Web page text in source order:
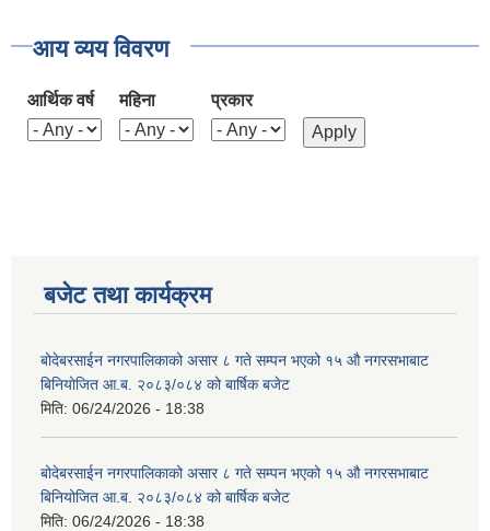
आय व्यय विवरण
आर्थिक वर्ष महिना प्रकार
बजेट तथा कार्यक्रम
बोदेबरसाईन नगरपालिकाको असार ८ गते सम्पन भएको १५ ‍‍‍औ नगरसभाबाट
बिनियोजित आ.ब. २०८३/०८४ को बार्षिक बजेट
मिति: 06/24/2026 - 18:38
बोदेबरसाईन नगरपालिकाको असार ८ गते सम्पन भएको १५ ‍‍‍औ नगरसभाबाट
बिनियोजित आ.ब. २०८३/०८४ को बार्षिक बजेट
मिति: 06/24/2026 - 18:38